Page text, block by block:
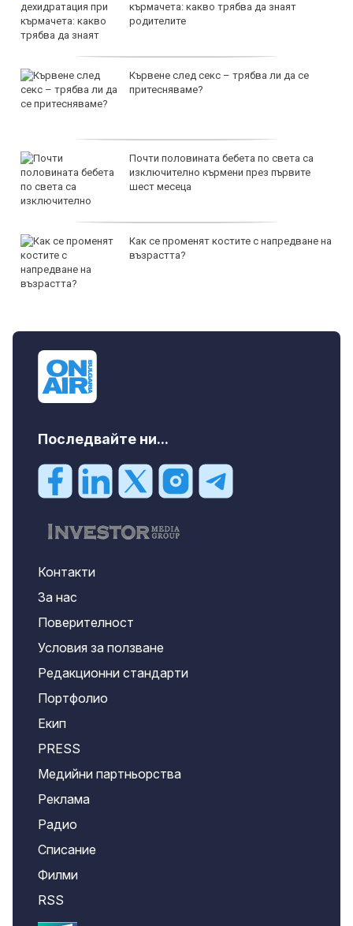
кърмачета: какво трябва да знаят
родителите
Кървене след секс – трябва ли да се
притесняваме?
Почти половината бебета по света са
изключително кърмени през първите
шест месеца
Как се променят костите с напредване на
възрастта?
Последвайте ни...
Контакти
За нас
Поверителност
Условия за ползване
Редакционни стандарти
Портфолио
Екип
PRESS
Медийни партньорства
Реклама
Радио
Списание
Филми
RSS